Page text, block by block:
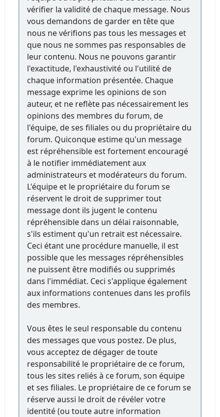
vérifier la validité de chaque message. Nous
vous demandons de garder en tête que
nous ne vérifions pas tous les messages et
que nous ne sommes pas responsables de
leur contenu. Nous ne pouvons garantir
l'exactitude, l'exhaustivité ou l'utilité de
chaque information présentée. Chaque
message exprime les opinions de son
auteur, et ne reflète pas nécessairement les
opinions des membres du forum, de
l'équipe, de ses filiales ou du propriétaire du
forum. Quiconque estime qu'un message
est répréhensible est fortement encouragé
à le notifier immédiatement aux
administrateurs et modérateurs du forum.
L'équipe et le propriétaire du forum se
réservent le droit de supprimer tout
message dont ils jugent le contenu
répréhensible dans un délai raisonnable,
s'ils estiment qu'un retrait est nécessaire.
Ceci étant une procédure manuelle, il est
possible que les messages répréhensibles
ne puissent être modifiés ou supprimés
dans l'immédiat. Ceci s'applique également
aux informations contenues dans les profils
des membres.
Vous êtes le seul responsable du contenu
des messages que vous postez. De plus,
vous acceptez de dégager de toute
responsabilité le propriétaire de ce forum,
tous les sites reliés à ce forum, son équipe
et ses filiales. Le propriétaire de ce forum se
réserve aussi le droit de révéler votre
identité (ou toute autre information